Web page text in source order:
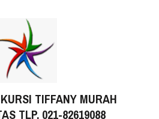
TIFFANY MURAH